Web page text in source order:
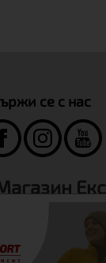
се с нас
+359-